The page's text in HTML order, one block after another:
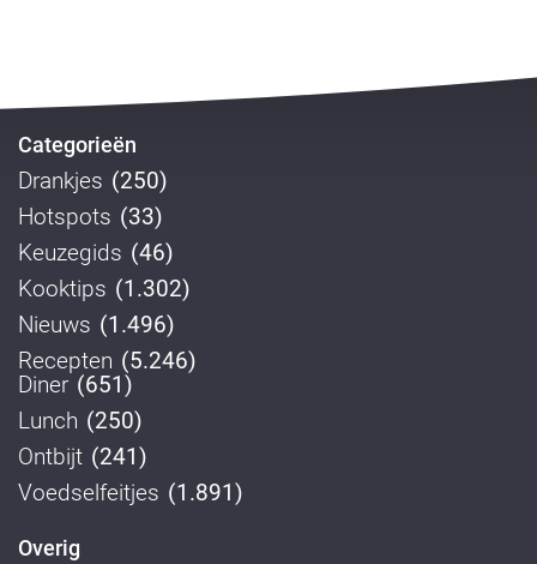
Categorieën
Drankjes (250)
Hotspots (33)
Keuzegids (46)
Kooktips (1.302)
Nieuws (1.496)
Recepten (5.246)
Diner (651)
Lunch (250)
Ontbijt (241)
Voedselfeitjes (1.891)
Overig